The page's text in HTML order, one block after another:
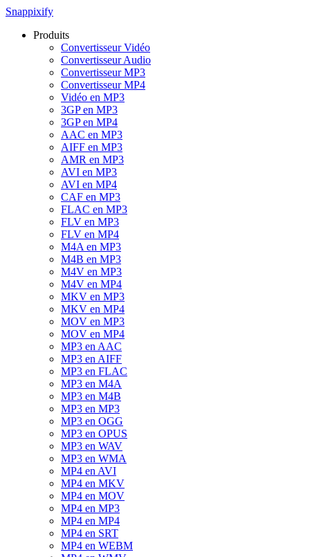
Snappixify
Produits
Convertisseur Vidéo
Convertisseur Audio
Convertisseur MP3
Convertisseur MP4
Vidéo en MP3
3GP en MP3
3GP en MP4
AAC en MP3
AIFF en MP3
AMR en MP3
AVI en MP3
AVI en MP4
CAF en MP3
FLAC en MP3
FLV en MP3
FLV en MP4
M4A en MP3
M4B en MP3
M4V en MP3
M4V en MP4
MKV en MP3
MKV en MP4
MOV en MP3
MOV en MP4
MP3 en AAC
MP3 en AIFF
MP3 en FLAC
MP3 en M4A
MP3 en M4B
MP3 en MP3
MP3 en OGG
MP3 en OPUS
MP3 en WAV
MP3 en WMA
MP4 en AVI
MP4 en MKV
MP4 en MOV
MP4 en MP3
MP4 en MP4
MP4 en SRT
MP4 en WEBM